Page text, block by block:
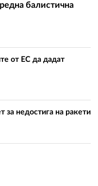
балистична
от ЕС да дадат
недостига на ракети